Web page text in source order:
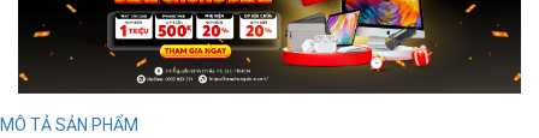
MÔ TẢ SẢN PHẨM